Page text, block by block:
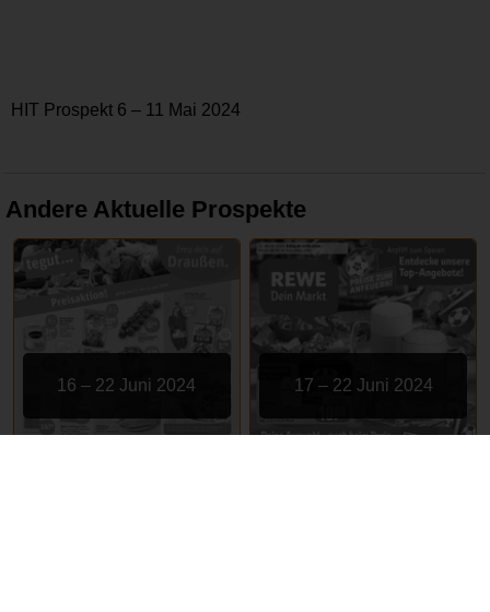
HIT Prospekt 6 – 11 Mai 2024
Andere Aktuelle Prospekte
16 – 22 Juni 2024 17 – 22 Juni 2024